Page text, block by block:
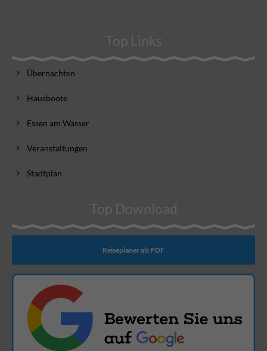
Top Links
Übernachten
Hausboote
Essen am Wasser
Veranstaltungen
Stadtplan
Top Download
Reiseplaner als PDF